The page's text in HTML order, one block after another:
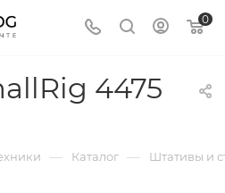
0
4475
— Каталог — Штативы и